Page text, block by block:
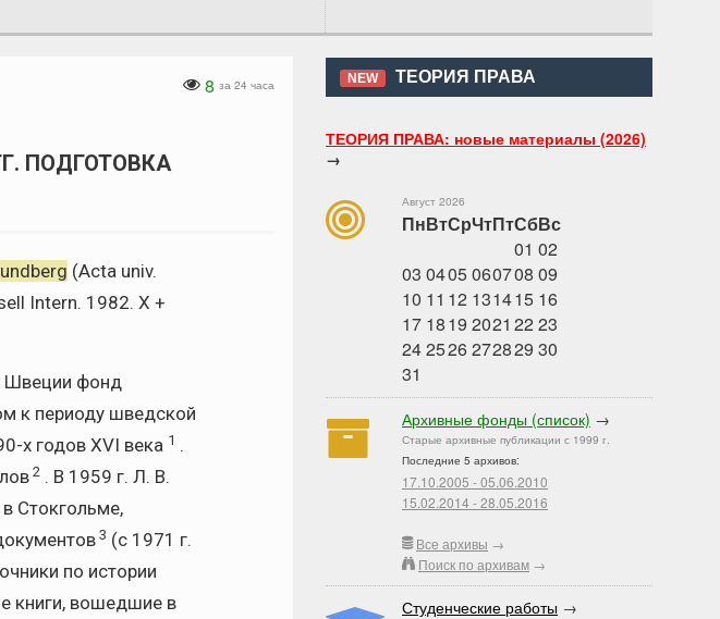
NEW ТЕОРИЯ ПРАВА
ТЕОРИЯ ПРАВА: новые материалы (2026)
→
Август 2026
ПнВтСрЧтПтСбВс
01 02
03 0405060708 09
10 11 12 131415 16
17 1819 2021 22 23
242526272829 30
31
Архивные фонды (список) →
Старые архивные публикации с 1999 г.
Последние 5 архивов:
17.10.2005 - 05.06.2010
15.02.2014 - 28.05.2016
Все архивы →
Поиск по архивам →
Студенческие работы →
8 за 24 часа
ПОДГОТОВКА
(Acta univ.
Intern. 1982. X +
Швеции фонд
к периоду шведской
х годов XVI века 1 .
2 . В 1959 г. Л. В.
Стокгольме,
3 (с 1971 г.
по истории
книги, вошедшие в